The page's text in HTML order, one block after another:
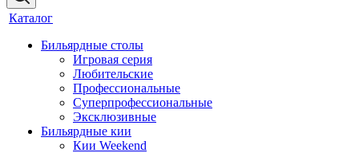
Каталог
Бильярдные столы
Игровая серия
Любительские
Профессиональные
Суперпрофессиональные
Эксклюзивные
Бильярдные кии
Кии Weekend